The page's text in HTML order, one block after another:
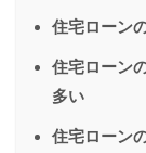
住宅ローン
住宅ローン
多い
住宅ローン